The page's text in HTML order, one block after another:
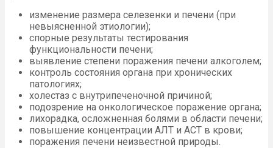
изменение размера селезенки и печени (при
невыясненной этиологии);
спорные результаты тестирования
функциональности печени;
выявление степени поражения печени алкоголем;
контроль состояния органа при хронических
патологиях;
холестаз с внутрипеченочной причиной;
подозрение на онкологическое поражение органа;
лихорадка, осложненная болями в области печени;
повышение концентрации АЛТ и АСТ в крови;
поражения печени неизвестной природы.